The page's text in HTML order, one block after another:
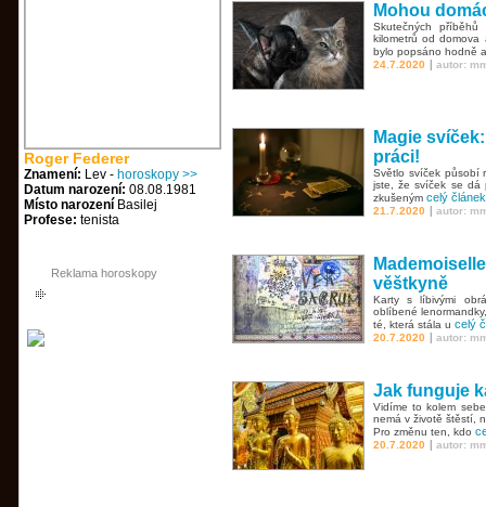
Roger Federer
Znamení: Lev - horoskopy >>
Datum narození: 08.08.1981
Místo narození Basilej
Profese: tenista
Reklama horoskopy
Mohou
Skutečných
kilometrů od domova
bylo popsáno hodně a
24.7.2020 | autor:
Magie
práci!
Světlo svíček působí
jste, že svíček se dá
zkušeným celý
21.7.2020 | autor:
věštkyně
Karty s líbivými
oblíbené
té, která stála u celý
20.7.2020 | autor:
Jak funguje
Vidíme to kolem
nemá v životě štěstí,
Pro změnu ten, kdo
20.7.2020 | autor: